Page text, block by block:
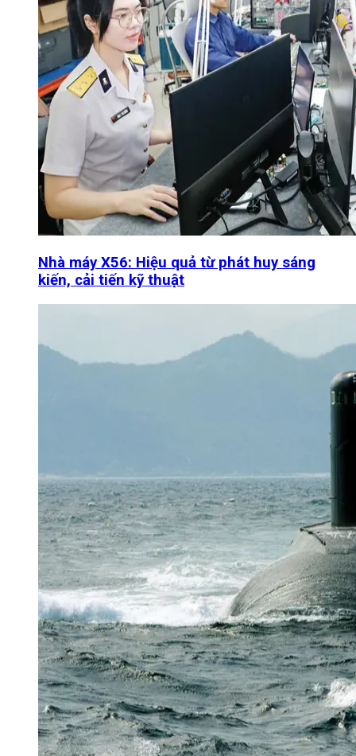
Nhà máy X56: Hiệu quả từ phát huy sáng
kiến, cải tiến kỹ thuật